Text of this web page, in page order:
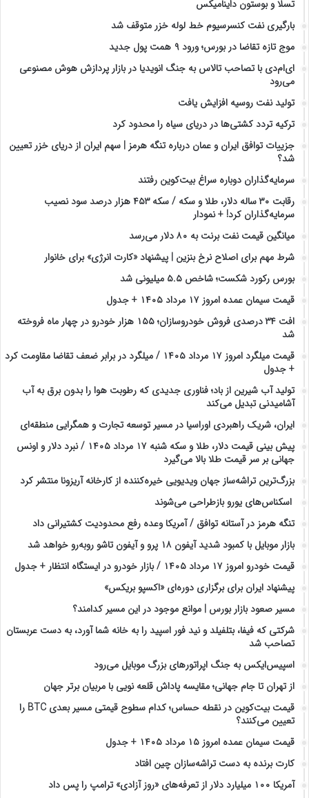
تسلا و بوستون داینامیکس
بارگیری نفت کنسرسیوم خط لوله خزر متوقف شد
موج تازه تقاضا در بورس؛ ورود ۹ همت پول جدید
ای‌ام‌دی با تصاحب تالاس به جنگ انویدیا در بازار پردازش هوش مصنوعی
می‌رود
تولید نفت روسیه افزایش یافت
ترکیه تردد کشتی‌ها در دریای سیاه را محدود کرد
جزییات توافق ایران و عمان درباره تنگه هرمز | سهم ایران از دریای خزر تعیین
شد؟
سرمایه‌گذاران دوباره سراغ بیت‌کوین رفتند
رقابت ۳۰ ساله دلار، طلا و سکه / سکه ۴۵۳ هزار درصد سود نصیب
سرمایه‌گذاران کرد! + نمودار
میانگین قیمت نفت برنت به ۸۰ دلار می‌رسد
شرط مهم برای اصلاح نرخ بنزین | پیشنهاد «کارت انرژی» برای خانوار
بورس رکورد شکست؛ شاخص ۵.۵ میلیونی شد
قیمت سیمان عمده امروز ۱۷ مرداد ۱۴۰۵ + جدول
افت ۳۴ درصدی فروش خودروسازان؛ ۱۵۵ هزار خودرو در چهار ماه فروخته
شد
قیمت میلگرد امروز ۱۷ مرداد ۱۴۰۵ / میلگرد در برابر ضعف تقاضا مقاومت کرد
+ جدول
تولید آب شیرین از باد؛ فناوری جدیدی که رطوبت هوا را بدون برق به آب
آشامیدنی تبدیل می‌کند
ایران، شریک راهبردی اوراسیا در مسیر توسعه تجارت و همگرایی منطقه‌ای
پیش ‌بینی قیمت دلار، طلا و سکه شنبه ۱۷ مرداد ۱۴۰۵ / نبرد دلار و اونس
جهانی بر سر قیمت طلا بالا می‌گیرد
بزرگ‌ترین تراشه‌ساز جهان ویدیویی خیره‌کننده از کارخانه آریزونا منتشر کرد
اسکناس‌های یورو بازطراحی می‌شوند
تنگه هرمز در آستانه توافق / آمریکا وعده رفع محدودیت کشتیرانی داد
بازار موبایل با کمبود شدید آیفون ۱۸ پرو و آیفون تاشو روبه‌رو خواهد شد
قیمت خودرو امروز ۱۷ مرداد ۱۴۰۵ / بازار خودرو در ایستگاه انتظار + جدول
پیشنهاد ایران برای برگزاری دوره‌ای «اکسپو بریکس»
مسیر صعود بازار بورس | موانع موجود در این مسیر کدامند؟
شرکتی که فیفا، بتلفیلد و نید فور اسپید را به خانه شما آورد، به دست عربستان
تصاحب شد
اسپیس‌ایکس به جنگ اپراتورهای بزرگ موبایل می‌رود
از تهران تا جام جهانی؛ مقایسه پاداش قلعه نویی با مربیان برتر جهان
قیمت بیت‌کوین در نقطه حساس؛ کدام سطوح قیمتی مسیر بعدی BTC را
تعیین می‌کنند؟
قیمت سیمان عمده امروز ۱۵ مرداد ۱۴۰۵ + جدول
کارت برنده به دست تراشه‌سازان چین افتاد
آمریکا ۱۰۰ میلیارد دلار از تعرفه‌های «روز آزادی» ترامپ را پس داد